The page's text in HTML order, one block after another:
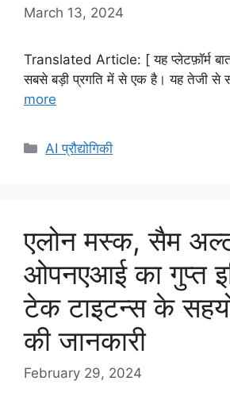
March 13, 2024
Translated Article: [ यह प्लेटफ़ॉर्म
सबसे बड़ी प्रगति में से एक है। यह तेजी से
more
Categories
AI प्रौद्योगिकी
एलोन मस्क, सैम
ओपनएआई का गुप्त
टेक टाइटन्स के
की जानकारी
February 29, 2024